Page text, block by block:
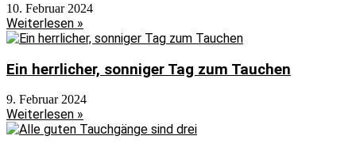
10. Februar 2024
Weiterlesen »
Ein herrlicher, sonniger Tag zum Tauchen
9. Februar 2024
Weiterlesen »